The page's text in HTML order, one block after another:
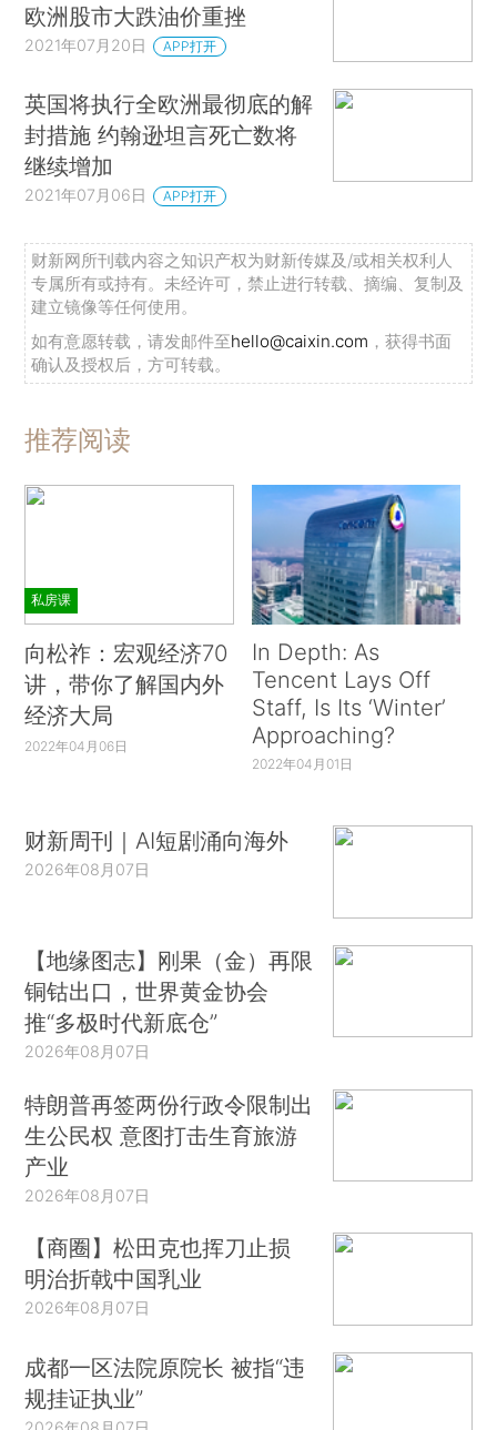
欧洲股市大跌油价重挫
2021年07月20日 APP打开
英国将执行全欧洲最彻底的解
封措施 约翰逊坦言死亡数将
继续增加
2021年07月06日 APP打开
财新网所刊载内容之知识产权为财新传媒及/或相关权利人
专属所有或持有。未经许可，禁止进行转载、摘编、复制及
建立镜像等任何使用。
如有意愿转载，请发邮件至hello@caixin.com ，获得书面
确认及授权后，方可转载。
推荐阅读
私房课
向松祚：宏观经济70
讲，带你了解国内外
经济大局
2022年04月06日
In Depth: As
Tencent Lays Off
Staff, Is Its ‘Winter’
Approaching?
2022年04月01日
财新周刊｜AI短剧涌向海外
2026年08月07日
【地缘图志】刚果（金）再限
铜钴出口，世界黄金协会
推“多极时代新底仓”
2026年08月07日
特朗普再签两份行政令限制出
生公民权 意图打击生育旅游
产业
2026年08月07日
【商圈】松田克也挥刀止损
明治折戟中国乳业
2026年08月07日
成都一区法院原院长 被指“违
规挂证执业”